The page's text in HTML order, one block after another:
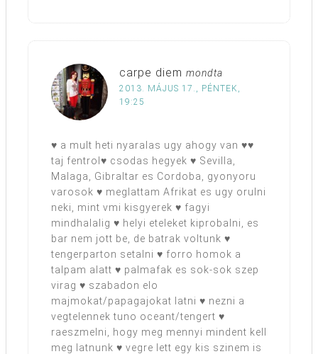
carpe diem mondta
2013. MÁJUS 17., PÉNTEK,
19:25
♥ a mult heti nyaralas ugy ahogy van ♥♥
taj fentrol♥ csodas hegyek ♥ Sevilla,
Malaga, Gibraltar es Cordoba, gyonyoru
varosok ♥ meglattam Afrikat es ugy orulni
neki, mint vmi kisgyerek ♥ fagyi
mindhalalig ♥ helyi eteleket kiprobalni, es
bar nem jott be, de batrak voltunk ♥
tengerparton setalni ♥ forro homok a
talpam alatt ♥ palmafak es sok-sok szep
virag ♥ szabadon elo
majmokat/papagajokat latni ♥ nezni a
vegtelennek tuno oceant/tengert ♥
raeszmelni, hogy meg mennyi mindent kell
meg latnunk ♥ vegre lett egy kis szinem is